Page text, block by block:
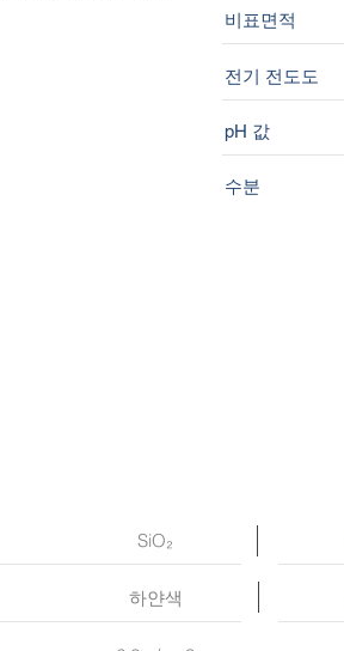
비표면적
전기 전도도
pH 값
수분
SiO₂
하얀색